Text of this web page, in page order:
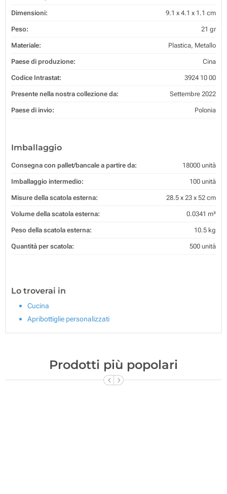
Dimensioni: 9.1 x 4.1 x 1.1 cm
Peso: 21 gr
Materiale: Plastica, Metallo
Paese di produzione: Cina
Codice Intrastat: 3924 10 00
Presente nella nostra collezione da: Settembre 2022
Paese di invio: Polonia
Imballaggio
Consegna con pallet/bancale a partire da: 18000 unità
Imballaggio intermedio: 100 unità
Misure della scatola esterna: 28.5 x 23 x 52 cm
Volume della scatola esterna: 0.0341 m³
Peso della scatola esterna: 10.5 kg
Quantità per scatola: 500 unità
Lo troverai in
Cucina
Apribottiglie personalizzati
Prodotti più popolari